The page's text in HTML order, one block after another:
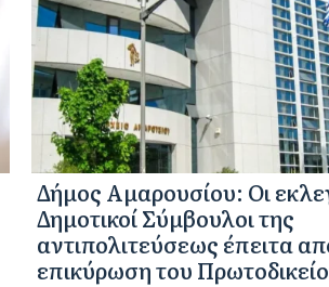
Δήμος Αμαρουσίου: Οι
Δημοτικοί Σύμβουλοι της
αντιπολιτεύσεως έπειτα
επικύρωση του